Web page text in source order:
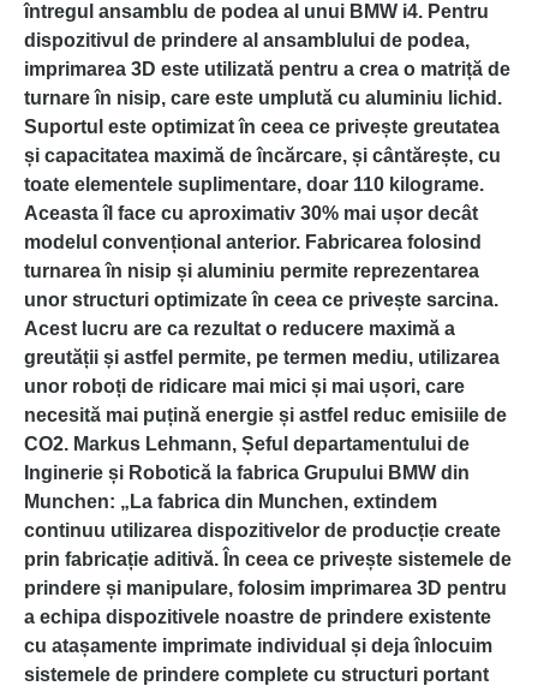
întregul ansamblu de podea al unui BMW i4. Pentru
dispozitivul de prindere al ansamblului de podea,
imprimarea 3D este utilizată pentru a crea o matriță de
turnare în nisip, care este umplută cu aluminiu lichid.
Suportul este optimizat în ceea ce privește greutatea
și capacitatea maximă de încărcare, și cântărește, cu
toate elementele suplimentare, doar 110 kilograme.
Aceasta îl face cu aproximativ 30% mai ușor decât
modelul convențional anterior. Fabricarea folosind
turnarea în nisip și aluminiu permite reprezentarea
unor structuri optimizate în ceea ce privește sarcina.
Acest lucru are ca rezultat o reducere maximă a
greutății și astfel permite, pe termen mediu, utilizarea
unor roboți de ridicare mai mici și mai ușori, care
necesită mai puțină energie și astfel reduc emisiile de
CO2. Markus Lehmann, Șeful departamentului de
Inginerie și Robotică la fabrica Grupului BMW din
Munchen: „La fabrica din Munchen, extindem
continuu utilizarea dispozitivelor de producție create
prin fabricație aditivă. În ceea ce privește sistemele de
prindere și manipulare, folosim imprimarea 3D pentru
a echipa dispozitivele noastre de prindere existente
cu atașamente imprimate individual și deja înlocuim
sistemele de prindere complete cu structuri portant